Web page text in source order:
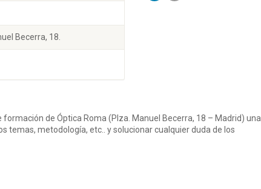
Becerra, 18.
de Óptica Roma (Plza. Manuel Becerra, 18 – Madrid) una
temas, metodología, etc.. y solucionar cualquier duda de los